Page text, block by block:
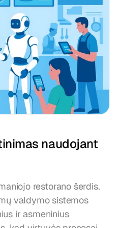
naudojant
restorano šerdis.
valdymo sistemos
ir asmeninius